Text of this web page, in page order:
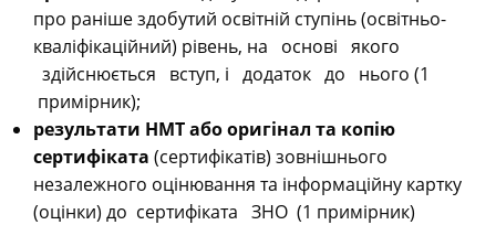
про раніше здобутий освітній ступінь (освітньо-
кваліфікаційний) рівень, на основі якого
здійснюється вступ, і додаток до нього (1
примірник);
результати НМТ або оригінал та копію
сертифіката (сертифікатів) зовнішнього
незалежного оцінювання та інформаційну картку
(оцінки) до сертифіката ЗНО (1 примірник)